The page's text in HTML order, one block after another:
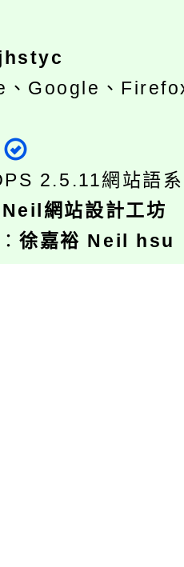
、Google、
2.5.11網站語
Neil網站設計工坊
徐嘉裕 Neil hsu